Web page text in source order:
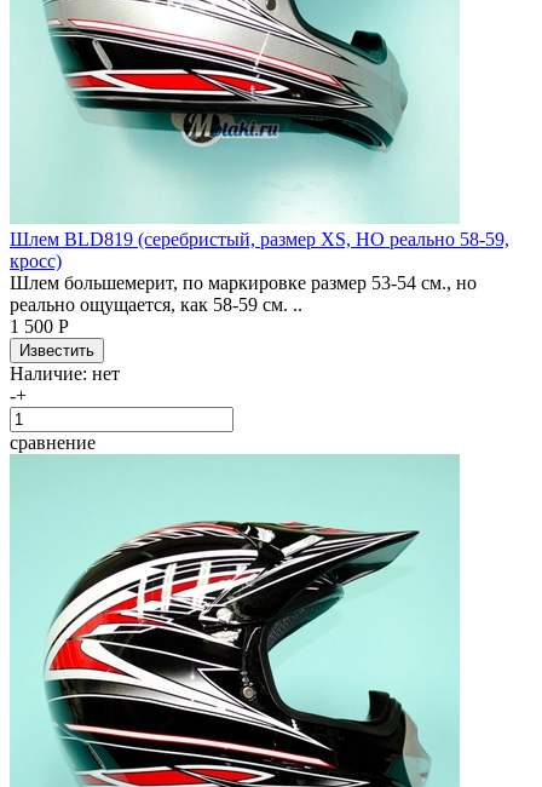
Шлем BLD819 (серебристый, размер XS, НО реально 58-59,
кросс)
Шлем большемерит, по маркировке размер 53-54 см., но
реально ощущается, как 58-59 см. ..
1 500 Р
Наличие: нет
-+
сравнение